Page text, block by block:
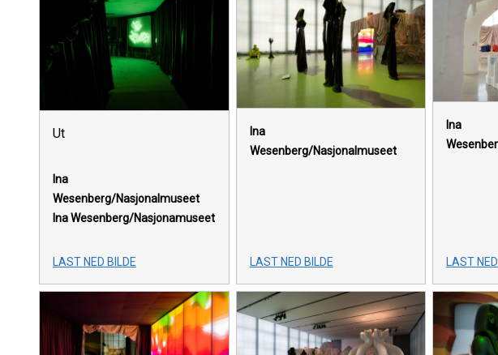
Ut
Ina
Wesenberg/Nasjonalmuseet
Ina Wesenberg/Nasjonamuseet
LAST NED BILDE
Ina
Wesenberg/Nasjonalmuseet
LAST NED BILDE
Ina
LAST